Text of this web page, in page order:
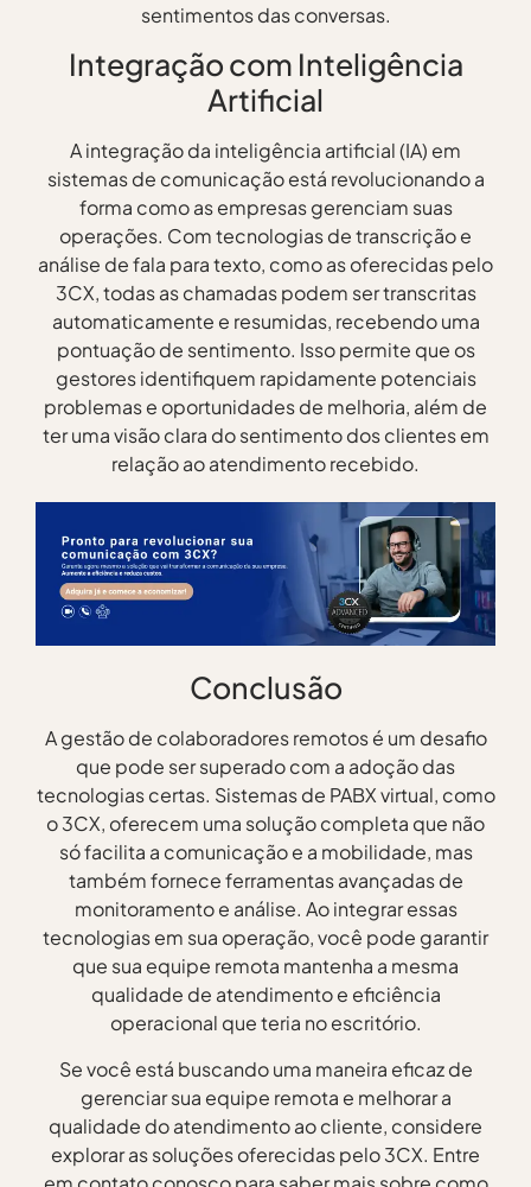
sentimentos das conversas.
Integração com Inteligência
Artificial
A integração da inteligência artificial (IA) em
sistemas de comunicação está revolucionando a
forma como as empresas gerenciam suas
operações. Com tecnologias de transcrição e
análise de fala para texto, como as oferecidas pelo
3CX, todas as chamadas podem ser transcritas
automaticamente e resumidas, recebendo uma
pontuação de sentimento. Isso permite que os
gestores identifiquem rapidamente potenciais
problemas e oportunidades de melhoria, além de
ter uma visão clara do sentimento dos clientes em
relação ao atendimento recebido.
Conclusão
A gestão de colaboradores remotos é um desafio
que pode ser superado com a adoção das
tecnologias certas. Sistemas de PABX virtual, como
o 3CX, oferecem uma solução completa que não
só facilita a comunicação e a mobilidade, mas
também fornece ferramentas avançadas de
monitoramento e análise. Ao integrar essas
tecnologias em sua operação, você pode garantir
que sua equipe remota mantenha a mesma
qualidade de atendimento e eficiência
operacional que teria no escritório.
Se você está buscando uma maneira eficaz de
gerenciar sua equipe remota e melhorar a
qualidade do atendimento ao cliente, considere
explorar as soluções oferecidas pelo 3CX. Entre